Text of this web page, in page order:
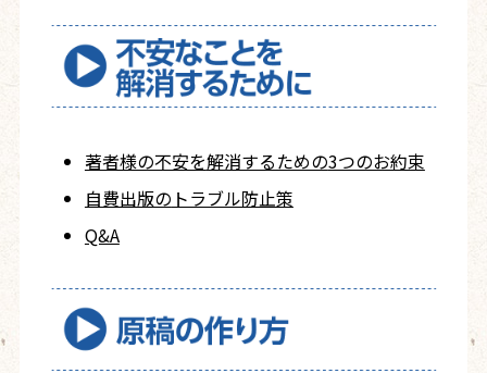
著者様の不安を解消するための3つのお約束
自費出版の トラブル防止策
Q&A